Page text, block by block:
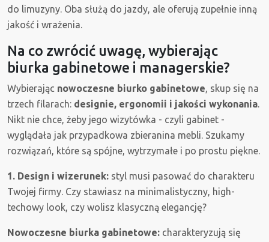
do limuzyny. Oba służą do jazdy, ale oferują zupełnie inną
jakość i wrażenia.
Na co zwrócić uwagę, wybierając
biurka gabinetowe i managerskie?
Wybierając nowoczesne biurko gabinetowe, skup się na
trzech filarach: designie, ergonomii i jakości wykonania.
Nikt nie chce, żeby jego wizytówka - czyli gabinet -
wyglądała jak przypadkowa zbieranina mebli. Szukamy
rozwiązań, które są spójne, wytrzymałe i po prostu piękne.
1. Design i wizerunek: styl musi pasować do charakteru
Twojej firmy. Czy stawiasz na minimalistyczny, high-
techowy look, czy wolisz klasyczną elegancję?
Nowoczesne biurka gabinetowe: charakteryzują się